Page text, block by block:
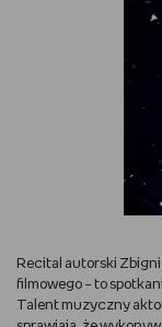
MAM ZWIERZĘTA
Recital autorski
filmowego – to
Talent muzyczny